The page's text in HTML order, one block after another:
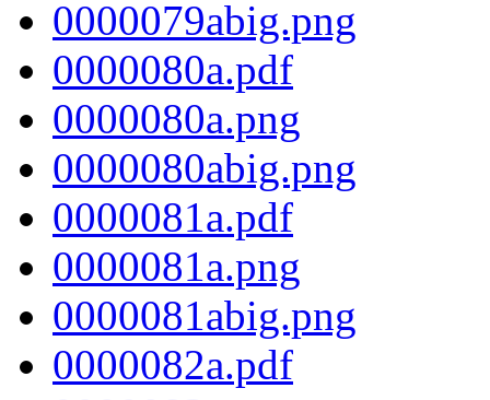
0000079abig.png
0000080a.pdf
0000080a.png
0000080abig.png
0000081a.pdf
0000081a.png
0000081abig.png
0000082a.pdf